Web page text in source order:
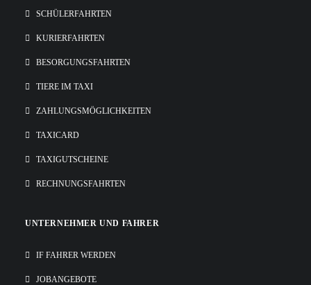
SCHÜLERFAHRTEN
KURIERFAHRTEN
BESORGUNGSFAHRTEN
TIERE IM TAXI
ZAHLUNGSMÖGLICHKEITEN
TAXICARD
TAXIGUTSCHEINE
RECHNUNGSFAHRTEN
UNTERNEHMER UND FAHRER
IF FAHRER WERDEN
JOBANGEBOTE